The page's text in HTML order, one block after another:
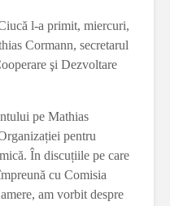
l-a primit, miercuri,
Cormann, secretarul
şi Dezvoltare
pe Mathias
pentru
În discuțiile pe care
cu Comisia
am vorbit despre